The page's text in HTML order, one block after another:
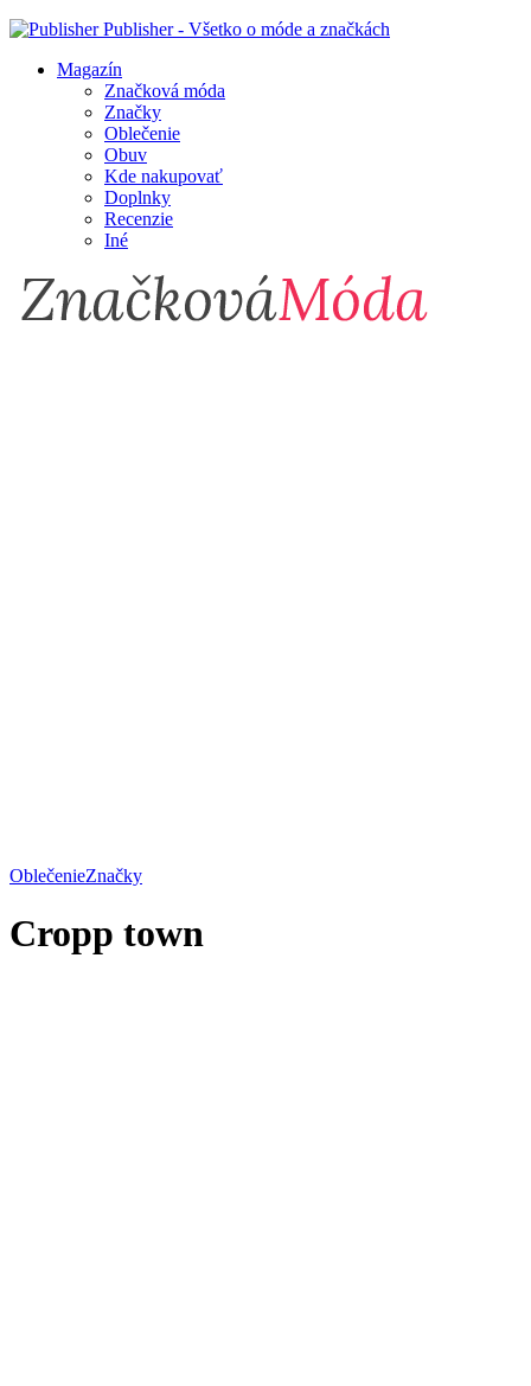
Publisher - Všetko o móde a značkách
Magazín
Značková móda
Značky
Oblečenie
Obuv
Kde nakupovať
Doplnky
Recenzie
Iné
OblečenieZnačky
Cropp town